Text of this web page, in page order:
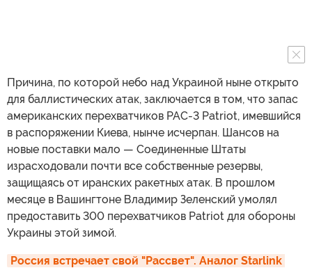
Причина, по которой небо над Украиной ныне открыто
для баллистических атак, заключается в том, что запас
американских перехватчиков PAC-3 Patriot, имевшийся
в распоряжении Киева, нынче исчерпан. Шансов на
новые поставки мало — Соединенные Штаты
израсходовали почти все собственные резервы,
защищаясь от иранских ракетных атак. В прошлом
месяце в Вашингтоне Владимир Зеленский умолял
предоставить 300 перехватчиков Patriot для обороны
Украины этой зимой.
Россия встречает свой "Рассвет". Аналог Starlink